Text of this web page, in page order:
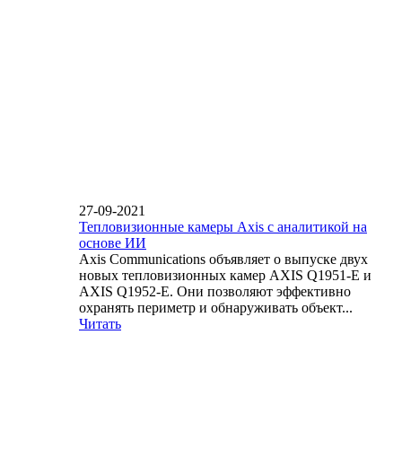
27-09-2021
Тепловизионные камеры Axis с аналитикой на
основе ИИ
Axis Communications объявляет о выпуске двух
новых тепловизионных камер AXIS Q1951-E и
AXIS Q1952-E. Они позволяют эффективно
охранять периметр и обнаруживать объект...
Читать